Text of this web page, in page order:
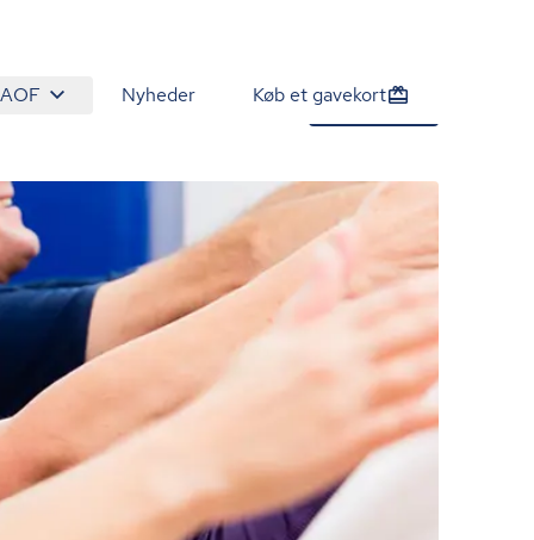
Nyheder Køb et gavekort
1.290 kr. /person Tilmeld nu